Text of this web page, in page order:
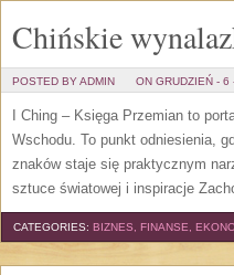
Chińskie
POSTED BY ADMIN ON GRUDZIEŃ - 6
I Ching – Księga Przemian to
Wschodu. To punkt odniesienia,
znaków staje się praktycznym
sztuce światowej i inspiracje
CATEGORIES: BIZNES, FINANSE,